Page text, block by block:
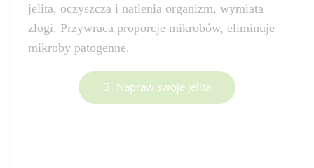
jelita, oczyszcza i natlenia organizm, wymiata
złogi. Przywraca proporcje mikrobów, eliminuje
mikroby patogenne.
Napraw swoje jelita